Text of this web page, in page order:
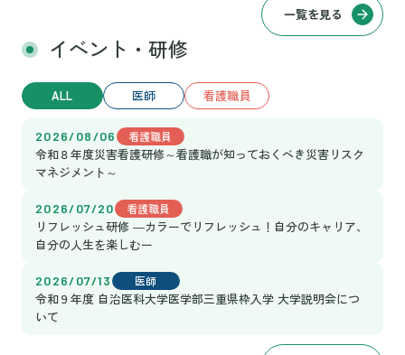
一覧を見る
イベント・研修
ALL 医師 看護職員
2026/08/06 看護職員
令和８年度災害看護研修～看護職が知っておくべき災害リスク
マネジメント～
2026/07/20 看護職員
リフレッシュ研修 ―カラーでリフレッシュ！自分のキャリア、
自分の人生を楽しむー
2026/07/13 医師
令和９年度 自治医科大学医学部三重県枠入学 大学説明会につ
いて